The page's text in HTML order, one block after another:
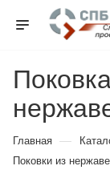
Главная —
Поковки из